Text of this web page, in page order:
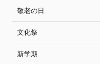
敬老の日
文化祭
新学期